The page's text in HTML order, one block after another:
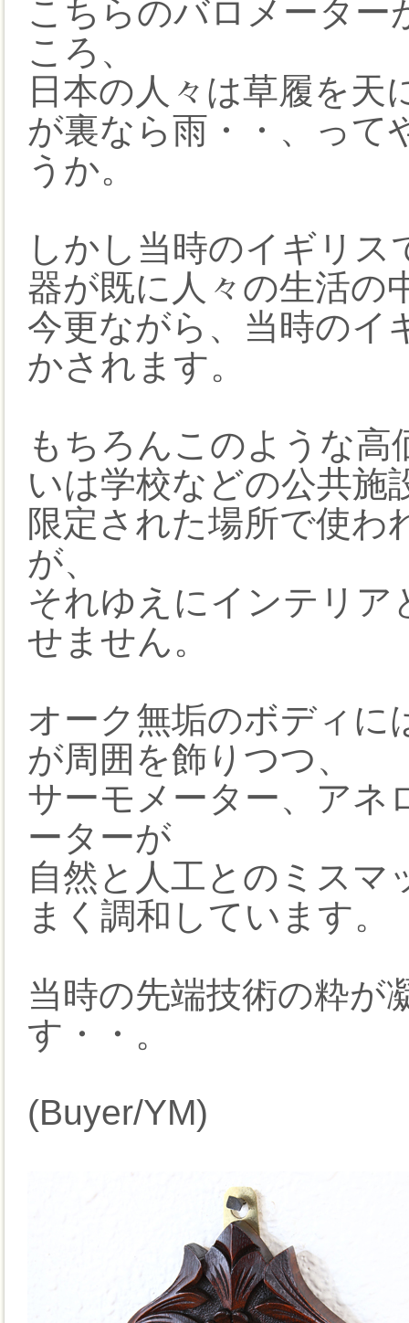
こちらのバロメーター
ころ、
日本の人々は草履を天
が裏なら雨・・、って
うか。
しかし当時のイギリ
器が既に人々の生活の
今更ながら、当時のイ
かされます。
もちろんこのような高
いは学校などの公共施
限定された場所で使わ
が、
それゆえにインテリア
せません。
オーク無垢のボディに
が周囲を飾りつつ、
サーモメーター、アネ
ーターが
自然と人工とのミスマ
まく調和しています。
当時の先端技術の粋が
す・・。
(Buyer/YM)